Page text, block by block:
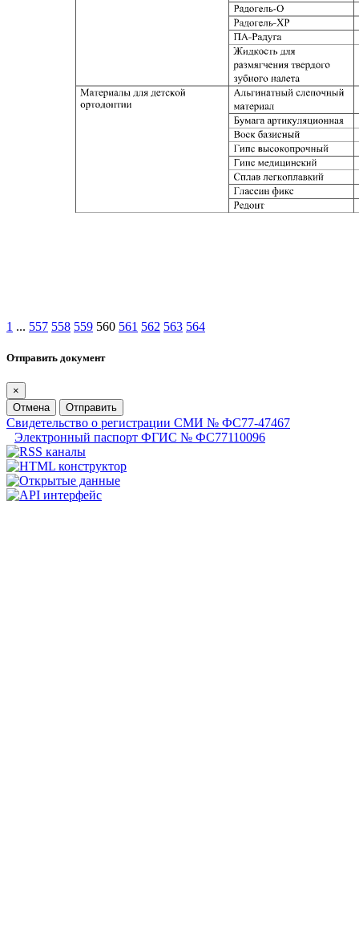
1 ... 557 558 559 560 561 562 563 564
Отправить документ
×
Отмена
Отправить
Свидетельство о регистрации СМИ № ФС77-47467
Электронный паспорт ФГИС № ФС77110096